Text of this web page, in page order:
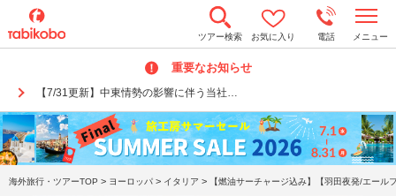
ツアー検索 お気に入り 電話 メニュー
重要なお知らせ
【7/31更新】中東情勢の影響に伴う当社…
o
n
a
v
i
g
t
海外旅行・ツアーTOP > ヨーロッパ > イタリア > 【燃油サーチャージ込み】【羽田夜発/エー